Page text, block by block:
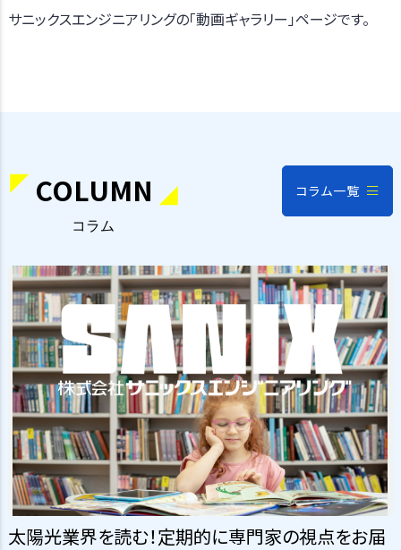
サニックスエンジニアリングの「動画ギャラリー」ページです。
COLUMN
コラム
コラム一覧
太陽光業界を読む！定期的に専門家の視点をお届